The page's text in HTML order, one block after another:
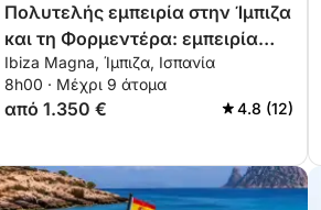
Πολυτελής εμπειρία στην Ίμπιζα
και τη Φορμεντέρα: εμπειρία
ηλιοβασιλέματος | Premium
ναύλωση για 9 άτομα με
καπετάνιο
Ibiza Magna, Ίμπιζα, Ισπανία
8h00 · Μέχρι 9 άτομα
από 1.350 € 4.8 (12)